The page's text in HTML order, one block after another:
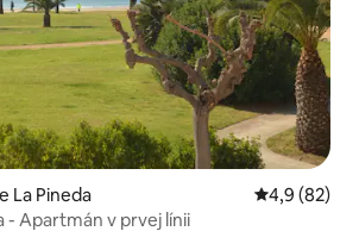
La Pineda Priemerné
4,9 (82)
- Apartmán v prvej línii